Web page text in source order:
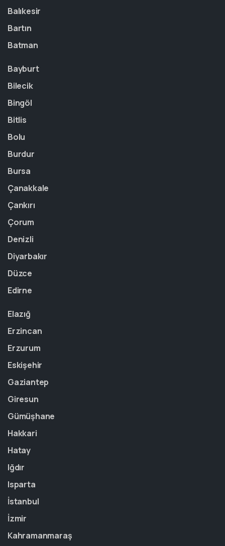
Balıkesir
Bartın
Batman
Bayburt
Bilecik
Bingöl
Bitlis
Bolu
Burdur
Bursa
Çanakkale
Çankırı
Çorum
Denizli
Diyarbakır
Düzce
Edirne
Elazığ
Erzincan
Erzurum
Eskişehir
Gaziantep
Giresun
Gümüşhane
Hakkari
Hatay
Iğdır
Isparta
İstanbul
İzmir
Kahramanmaraş